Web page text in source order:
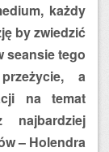
każdy
by zwiedzić
seansie tego
a
na temat
najbardziej
– Holendra